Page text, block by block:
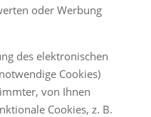
oder Werbung
des elektronischen
Cookies)
von Ihnen
Cookies, z. B.